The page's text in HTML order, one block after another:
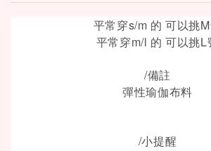
平常穿s/m 的 可以挑
平常穿m/l 的 可以挑L
/備註
彈性瑜伽布料
/小提醒